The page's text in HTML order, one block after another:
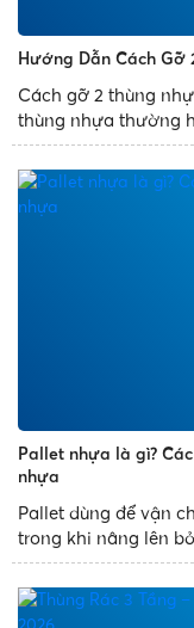
Hướng Dẫn Cách Gỡ
Cách gỡ 2 thùng
thùng nhựa thường
thường gặp phải
trên một cách dễ
Pallet nhựa là gì?
nhựa
Pallet dùng để vận
trong khi nâng lên
container vận
đảm bảo khi vận
sử dụng nó thay thế...